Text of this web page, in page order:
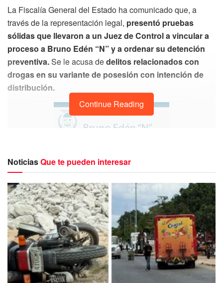
La Fiscalía General del Estado ha comunicado que, a
través de la representación legal, presentó pruebas
sólidas que llevaron a un Juez de Control a vincular a
proceso a Bruno Edén “N” y a ordenar su detención
preventiva.Se le acusa dedelitos relacionados con
drogas en su variante de posesión con intención de
distribución.
El individuo en cuestión, destacado como uno de los
Continue Reading
NoticiasQue te pueden interesar